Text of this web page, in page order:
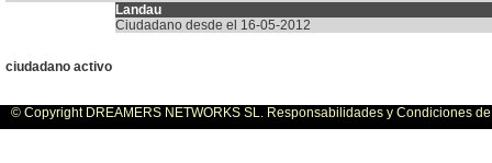
Landau
Ciudadano desde el 16-05-2012
ciudadano activo
© Copyright DREAMERS NETWORKS SL. Responsabilidades y Condiciones